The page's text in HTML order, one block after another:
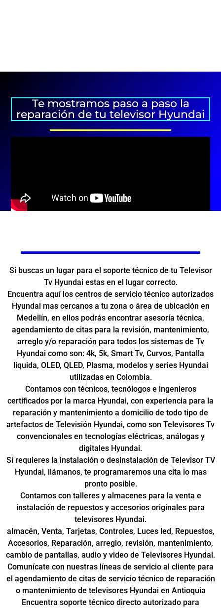
Te mostramos paso a paso la
reparación de tu televisor Hyundai
Si buscas un lugar para el soporte técnico de tu Televisor
Tv Hyundai estas en el lugar correcto.
Encuentra aquí los centros de servicio técnico autorizados
Hyundai mas cercanos a tu zona o área de ubicación en
Medellín, en ellos podrás encontrar asesoría técnica,
agendamiento de citas para la revisión, mantenimiento,
arreglo y/o reparación para todos los sistemas de Tv
Hyundai como son: 4k, 5k, Smart Tv, Curvos, Pantalla
liquida, OLED, QLED, Plasma, modelos y series Hyundai
utilizadas en Colombia.
Contamos con técnicos, tecnólogos e ingenieros
certificados por la marca Hyundai, con experiencia para la
reparación y mantenimiento a domicilio de todo tipo de
artefactos de Televisión Hyundai, como son Televisores Tv
convencionales en tecnologías eléctricas, análogas y
digitales Hyundai.
Sí requieres la instalación o desinstalación de Televisor TV
Hyundai, llámanos, te programaremos una cita lo mas
pronto posible.
Contamos con talleres y almacenes para la venta e
instalación de repuestos y accesorios originales para
televisores Hyundai.
almacén, Venta, Tarjetas, Controles, Luces led, Repuestos,
Accesorios, Reparación, arreglo, revisión, mantenimiento,
cambio de pantallas, audio y video de Televisores Hyundai.
Comunícate con nuestras líneas de servicio al cliente para
el agendamiento de citas de servicio técnico de reparación
o mantenimiento de televisores Hyundai en Antioquia
Encuentra soporte técnico directo autorizado para